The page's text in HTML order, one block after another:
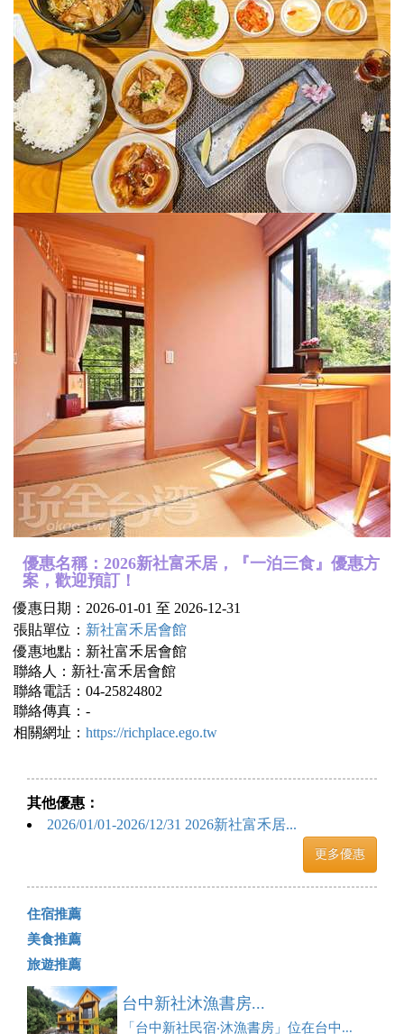
優惠名稱：2026新社富禾居，『一泊三食』優惠方
案，歡迎預訂！
優惠日期：2026-01-01 至 2026-12-31
張貼單位： 新社富禾居會館
優惠地點：新社富禾居會館
聯絡人：新社‧富禾居會館
聯絡電話：04-25824802
聯絡傳真：-
相關網址： https://richplace.ego.tw
其他優惠：
2026/01/01-2026/12/31 2026新社富禾居...
更多優惠
住宿推薦
美食推薦
旅遊推薦
台中新社沐漁書房...
「台中新社民宿‧沐漁書房」位在台中...